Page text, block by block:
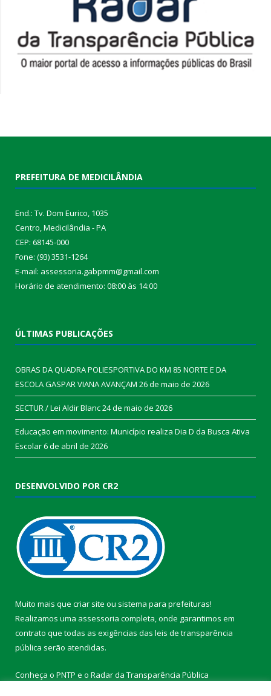
PREFEITURA DE MEDICILÂNDIA
End.: Tv. Dom Eurico, 1035
Centro, Medicilândia - PA
CEP: 68145-000
Fone: (93) 3531-1264
E-mail: assessoria.gabpmm@gmail.com
Horário de atendimento: 08:00 às 14:00
ÚLTIMAS PUBLICAÇÕES
OBRAS DA QUADRA POLIESPORTIVA DO KM 85 NORTE E DA
ESCOLA GASPAR VIANA AVANÇAM 26 de maio de 2026
SECTUR / Lei Aldir Blanc24 de maio de 2026
Educação em movimento: Município realiza Dia D da Busca Ativa
Escolar6 de abril de 2026
DESENVOLVIDO POR CR2
Muito mais que criar site ou sistema para prefeituras!
Realizamos uma assessoria completa, onde garantimos em
contrato que todas as exigências das leis de transparência
pública serão atendidas.
Conheça o PNTP e o Radar da Transparência Pública